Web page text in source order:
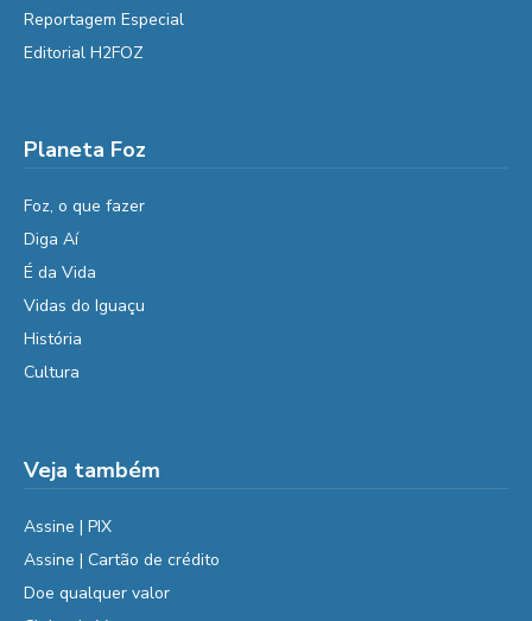
Reportagem Especial
Editorial H2FOZ
Planeta Foz
Foz, o que fazer
Diga Aí
É da Vida
Vidas do Iguaçu
História
Cultura
Veja também
Assine | PIX
Assine | Cartão de crédito
Doe qualquer valor